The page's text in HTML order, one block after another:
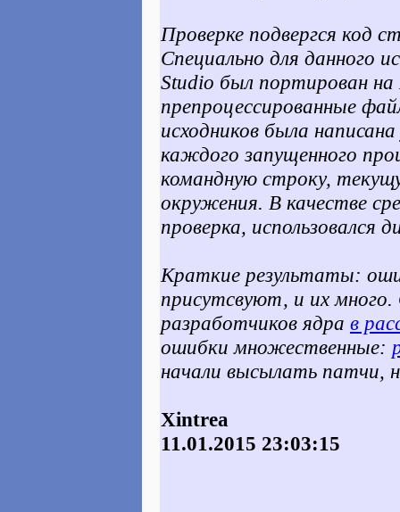
Проверке подвергся код
Специально для данного
Studio был портирован на
препроцессированные
исходников была
каждого запущенного
командную строку,
окружения. В качестве
проверка, использовался
Краткие результаты:
присутсвуют, и их
разработчиков ядра в
ошибки множественные:
начали высылать патчи,
Xintrea
11.01.2015 23:03:15